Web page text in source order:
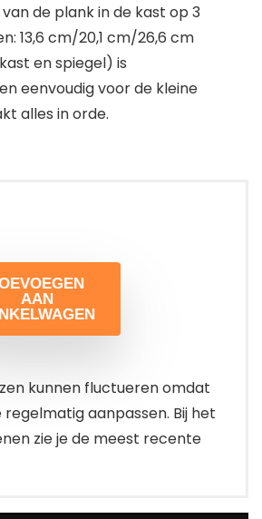
de plank in de kast op 3
13,6 cm/20,1 cm/26,6 cm
en spiegel) is
eenvoudig voor de kleine
alles in orde.
AAN
kunnen fluctueren omdat
aanpassen. Bij het
zie je de meest recente